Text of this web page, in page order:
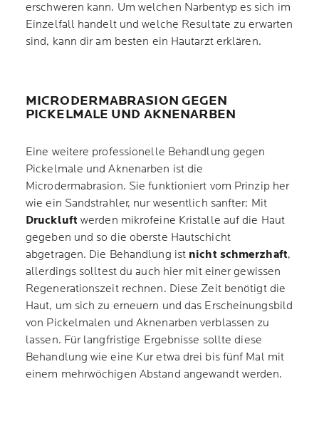
erschweren kann. Um welchen Narbentyp es sich im
Einzelfall handelt und welche Resultate zu erwarten
sind, kann dir am besten ein Hautarzt erklären.
MICRODERMABRASION GEGEN
PICKELMALE UND AKNENARBEN
Eine weitere professionelle Behandlung gegen
Pickelmale und Aknenarben ist die
Microdermabrasion. Sie funktioniert vom Prinzip her
wie ein Sandstrahler, nur wesentlich sanfter: Mit
Druckluft werden mikrofeine Kristalle auf die Haut
gegeben und so die oberste Hautschicht
abgetragen. Die Behandlung ist nicht schmerzhaft,
allerdings solltest du auch hier mit einer gewissen
Regenerationszeit rechnen. Diese Zeit benötigt die
Haut, um sich zu erneuern und das Erscheinungsbild
von Pickelmalen und Aknenarben verblassen zu
lassen. Für langfristige Ergebnisse sollte diese
Behandlung wie eine Kur etwa drei bis fünf Mal mit
einem mehrwöchigen Abstand angewandt werden.